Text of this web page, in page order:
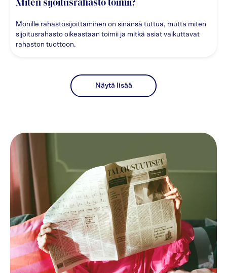
Miten sijoitusrahasto toimii?
Monille rahastosijoittaminen on sinänsä tuttua, mutta miten
sijoitusrahasto oikeastaan toimii ja mitkä asiat vaikuttavat
rahaston tuottoon.
Näytä lisää